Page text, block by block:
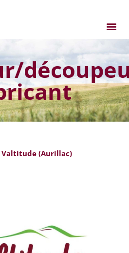
Valtitude (Aurillac)